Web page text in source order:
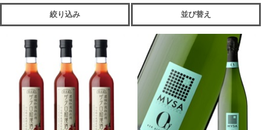
絞り込み 並び替え